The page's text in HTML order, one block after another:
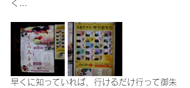
く…
早くに知っていれば、行けるだけ行って御朱